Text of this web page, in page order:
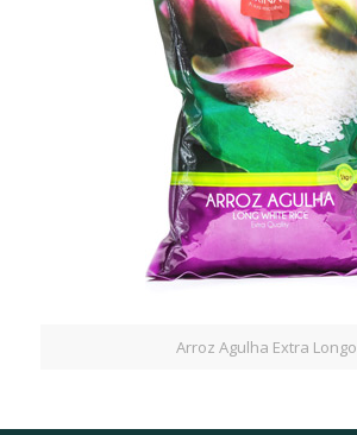
Arroz Agulha Extra Longo